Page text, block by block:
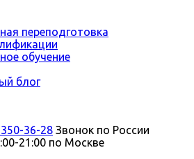
переподготовка
обучение
блог
36-28 Звонок по России
21:00 по Москве